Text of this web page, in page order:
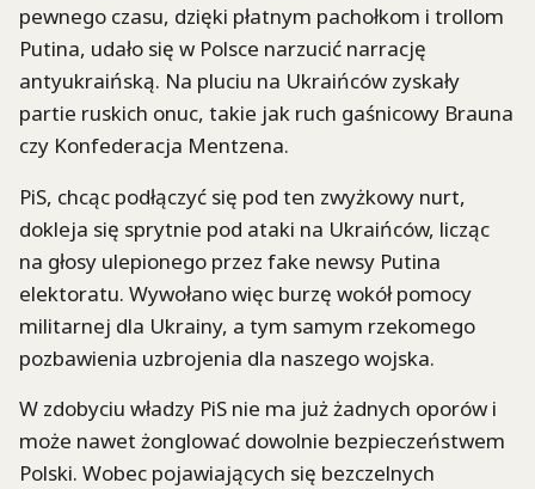
pewnego czasu, dzięki płatnym pachołkom i trollom
Putina, udało się w Polsce narzucić narrację
antyukraińską. Na pluciu na Ukraińców zyskały
partie ruskich onuc, takie jak ruch gaśnicowy Brauna
czy Konfederacja Mentzena.
PiS, chcąc podłączyć się pod ten zwyżkowy nurt,
dokleja się sprytnie pod ataki na Ukraińców, licząc
na głosy ulepionego przez fake newsy Putina
elektoratu. Wywołano więc burzę wokół pomocy
militarnej dla Ukrainy, a tym samym rzekomego
pozbawienia uzbrojenia dla naszego wojska.
W zdobyciu władzy PiS nie ma już żadnych oporów i
może nawet żonglować dowolnie bezpieczeństwem
Polski. Wobec pojawiających się bezczelnych